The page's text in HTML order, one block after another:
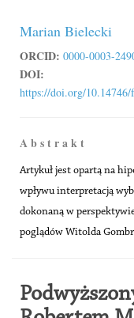
Marian Bielecki
ORCID: 0000-0003-
DOI:
https://doi.org/
A b s t r a k t
Artykuł jest opartą na
wpływu interpretacją
dokonaną w
poglądów Witolda